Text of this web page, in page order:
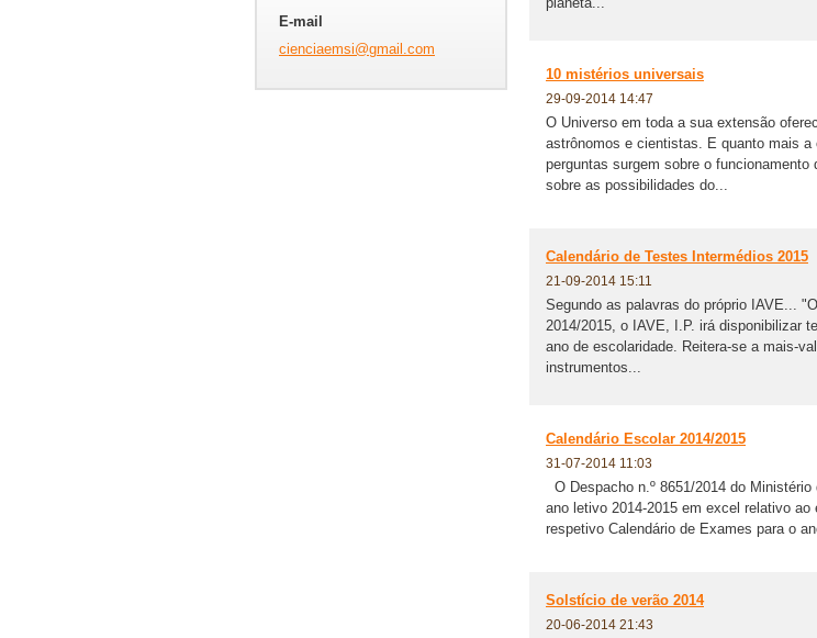
10 mistérios universais
29-09-2014 14:47
O Universo em toda a sua extensão
astrônomos e cientistas. E quanto mais
perguntas surgem sobre o
sobre as possibilidades do...
Calendário de Testes Intermédios 2015
21-09-2014 15:11
Segundo as palavras do próprio IAVE...
2014/2015, o IAVE, I.P. irá disponibilizar
ano de escolaridade. Reitera-se a mais-
instrumentos...
Calendário Escolar 2014/2015
31-07-2014 11:03
O Despacho n.º 8651/2014 do
ano letivo 2014-2015 em excel relativo
respetivo Calendário de Exames para o
Solstício de verão 2014
20-06-2014 21:43
E-mail
cienciaemsi@gmai l.com